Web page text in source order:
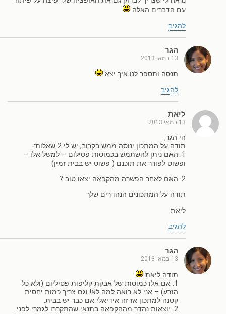
עם הדברים האלה
להגיב
הגר
13 במאי 2013
תנסה ותספר לנו איך יצא
להגיב
ליאת
13 במאי 2013
הי הגר,
תודה על המתכון ינוסה ממש בקרוב, יש לי 2 שאלות:
1. האם ניתן להשתמש בכמוסות פסילום – למשל אלו –
ופשוט לפורר את תוכנם ( פשוט יש בבית זמין)
2. האם לאחר הפשרה מהקפאה יצאו טוב ?
תודה על המתכונים הנהדרים שלך
ליאת
להגיב
הגר
13 במאי 2013
תודה ליאת
1. אם אלו כמוסות של אבקת קליפות פסיליום (ולא כל
הזרע) – אני לא רואה למה לא! וגם צריך כמות יחסית
קטנה למתכון אז זה אידיאלי אם כבר יש בבית.
2. יוצאות נהדר מההקפאה בתנאי שהתקררו לגמרי לפני.